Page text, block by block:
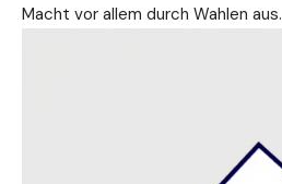
Macht vor allem durch Wahlen aus.